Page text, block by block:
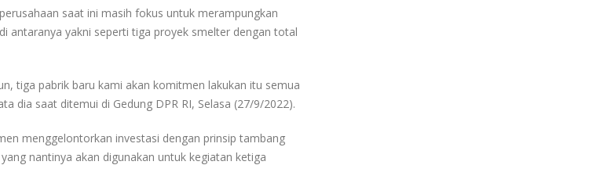
saat ini masih fokus untuk merampungkan
antaranya yakni seperti tiga proyek smelter dengan total
tiga pabrik baru kami akan komitmen lakukan itu semua
dia saat ditemui di Gedung DPR RI, Selasa (27/9/2022).
menggelontorkan investasi dengan prinsip tambang
nantinya akan digunakan untuk kegiatan ketiga